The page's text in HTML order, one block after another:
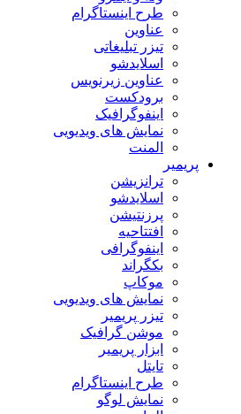
طرح اینستاگرام
عناوین
تیزر تبلیغاتی
اسلایدشو
عناوین زیرنویس
برودکست
اینفوگرافیک
نمایش های ویدیویی
المنت
پریمیر
ترانزیشن
اسلایدشو
پرزنتیشن
افتتاحیه
اینفوگرافی
بکگراند
موکاپ
نمایش های ویدیویی
تیزر پریمیر
موشن گرافیک
ابزار پریمیر
تایتل
طرح اینستاگرام
نمایش لوگو